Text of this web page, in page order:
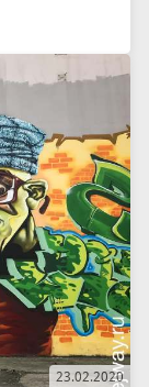
23.02.2020